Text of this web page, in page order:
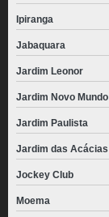
Ipiranga
Jabaquara
Jardim Leonor
Jardim Novo Mundo
Jardim Paulista
Jardim das Acácias
Jockey Club
Moema